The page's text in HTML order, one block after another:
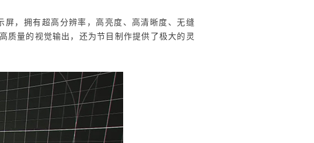
屏，拥有超高分辨率，高亮度、高清晰度、无缝
质量的视觉输出，还为节目制作提供了极大的灵